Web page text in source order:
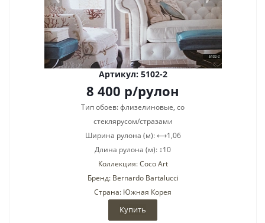
Артикул: 5102-2
8 400 р/рулон
Тип обоев: флизелиновые, со
стеклярусом/стразами
Ширина рулона (м): ⟷1,06
Длина рулона (м): ↕10
Коллекция: Coco Art
Бренд: Bernardo Bartalucci
Страна: Южная Корея
Купить